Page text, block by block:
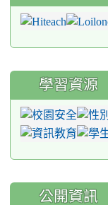
學習資源
公開資訊